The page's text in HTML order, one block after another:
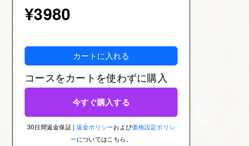
¥3980
カートに入れる
コースをカートを使わずに購入
今すぐ購入する
30日間返金保証 | 返金ポリシーおよび価格設定ポリシ
ーについてはこちら。